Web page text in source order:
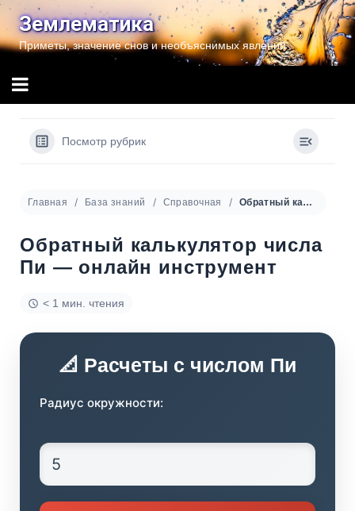
Перейти
содержимому
Землематика
Приметы, значение снов и необъяснимых явлений
Посмотр рубрик
Главная База знаний Справочная Обратный калькулятор числа Пи — онлайн инструмент
Обратный калькулятор числа
Пи — онлайн инструмент
< 1 мин. чтения
📐 Расчеты с числом Пи
Радиус окружности: